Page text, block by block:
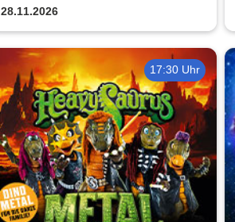
28.11.2026
17:30 Uhr